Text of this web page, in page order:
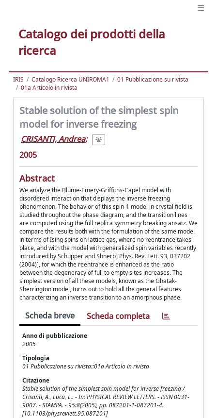
Catalogo dei prodotti della
ricerca
IRIS Catalogo Ricerca UNIROMA1
01 Pubblicazione su rivista
01a Articolo in rivista
Stable solution of the simplest spin
model for inverse freezing
CRISANTI, Andrea;
2005
Abstract
We analyze the Blume-Emery-Griffiths-Capel model with
disordered interaction that displays the inverse freezing
phenomenon. The behavior of this spin-1 model in crystal field is
studied throughout the phase diagram, and the transition lines
are computed using the full replica symmetry breaking ansatz. We
compare the results both with the formulation of the same model
in terms of Ising spins on lattice gas, where no reentrance takes
place, and with the model with generalized spin variables recently
introduced by Schupper and Shnerb [Phys. Rev. Lett. 93, 037202
(2004)], for which the reentrance is enhanced as the ratio
between the degeneracy of full to empty sites increases. The
simplest version of all these models, known as the Ghatak-
Sherrington model, turns out to hold all the general features
characterizing an inverse transition to an amorphous phase.
Scheda breve Scheda completa
Anno di pubblicazione
2005
Tipologia
01 Pubblicazione su rivista::01a Articolo in rivista
Citazione
Stable solution of the simplest spin model for inverse freezing /
Crisanti, A., Luca, L.. - In: PHYSICAL REVIEW LETTERS. - ISSN 0031-
9007. - STAMPA. - 95:8(2005), pp. 087201-1-087201-4.
[10.1103/physrevlett.95.087201]